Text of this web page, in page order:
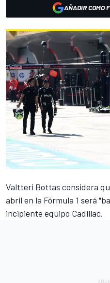
AÑADIR COMO
Valtteri Bottas considera
abril en la Fórmula 1 será
incipiente equipo Cadillac.